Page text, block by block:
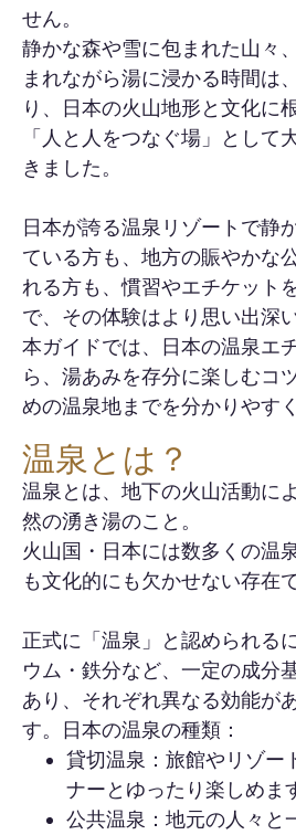
せん。
静かな森や雪に包まれた山々
まれながら湯に浸かる時間は
り、日本の火山地形と文化に
「人と人をつなぐ場」として
きました。
日本が誇る温泉リゾートで静
ている方も、地方の賑やかな
れる方も、慣習やエチケット
で、その体験はより思い出深
本ガイドでは、日本の温泉エ
ら、湯あみを存分に楽しむコ
めの温泉地までを分かりやす
温泉とは？
温泉とは、地下の火山活動に
然の湧き湯のこと。
火山国・日本には数多くの温
も文化的にも欠かせない存在で
正式に「温泉」と認められる
ウム・鉄分など、一定の成分
あり、それぞれ異なる効能が
す。日本の温泉の種類：
貸切温泉：旅館やリゾー
ナーとゆったり楽しめま
公共温泉：地元の人々と